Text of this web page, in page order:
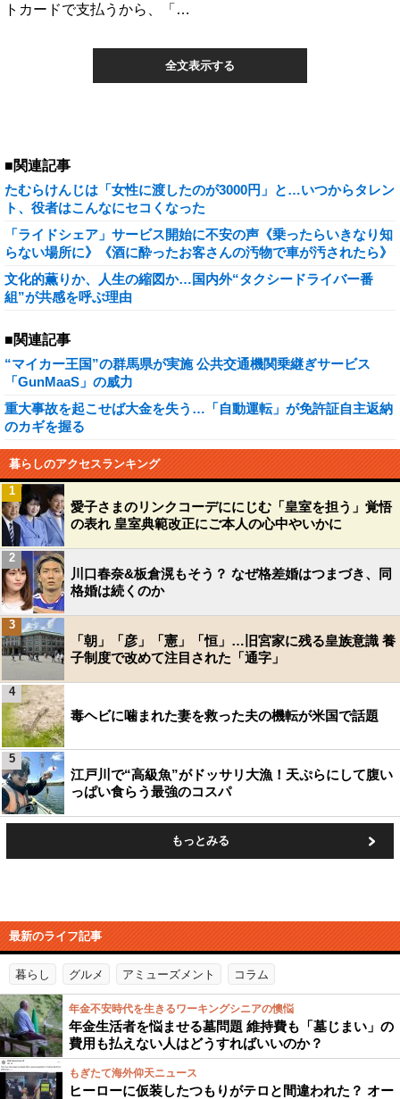
トカードで支払うから、「…
全文表示する
■関連記事
たむらけんじは「女性に渡したのが3000円」と…いつからタレン
ト、役者はこんなにセコくなった
「ライドシェア」サービス開始に不安の声《乗ったらいきなり知
らない場所に》《酒に酔ったお客さんの汚物で車が汚されたら》
文化的薫りか、人生の縮図か…国内外“タクシードライバー番
組”が共感を呼ぶ理由
■関連記事
“マイカー王国”の群馬県が実施 公共交通機関乗継ぎサービス
「GunMaaS」の威力
重大事故を起こせば大金を失う…「自動運転」が免許証自主返納
のカギを握る
暮らしのアクセスランキング
愛子さまのリンクコーデににじむ「皇室を担う」覚悟
の表れ 皇室典範改正にご本人の心中やいかに
1
川口春奈&板倉滉もそう？ なぜ格差婚はつまづき、同
格婚は続くのか
2
「朝」「彦」「憲」「恒」…旧宮家に残る皇族意識 養
子制度で改めて注目された「通字」
3
毒ヘビに噛まれた妻を救った夫の機転が米国で話題
4
江戸川で“高級魚”がドッサリ大漁！天ぷらにして腹い
っぱい食らう最強のコスパ
5
もっとみる
最新のライフ記事
暮らし グルメ アミューズメント コラム
年金不安時代を生きるワーキングシニアの懊悩
年金生活者を悩ませる墓問題 維持費も「墓じまい」の
費用も払えない人はどうすればいいのか？
もぎたて海外仰天ニュース
ヒーローに仮装したつもりがテロと間違われた？ オー